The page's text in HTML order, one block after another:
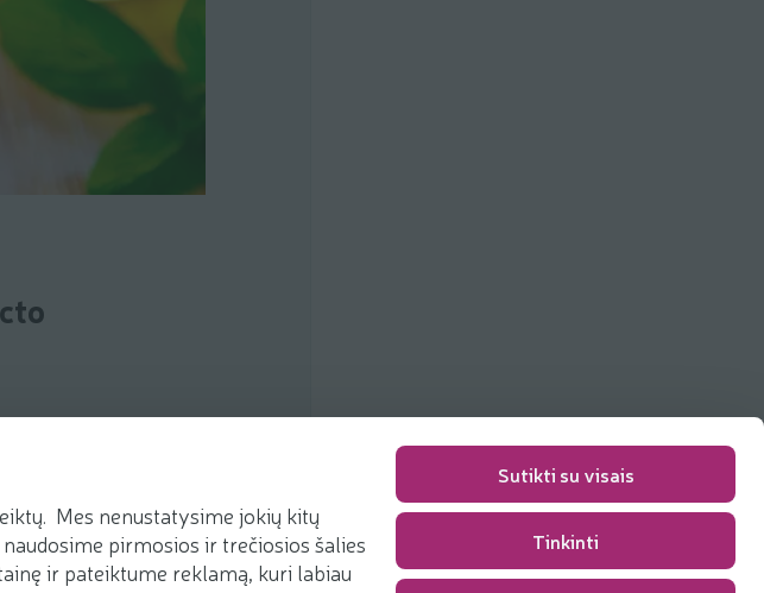
Mes nenustatysime jokių kitų
pirmosios ir trečiosios šalies
ir pateiktume reklamą, kuri labiau
Sutikti su visais
Tinkinti
Pakavimo mokestis 0,00 €